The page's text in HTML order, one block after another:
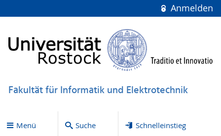
Anmelden
Fakultät für Informatik und Elektrotechnik
Menü Suche Schnelleinstieg